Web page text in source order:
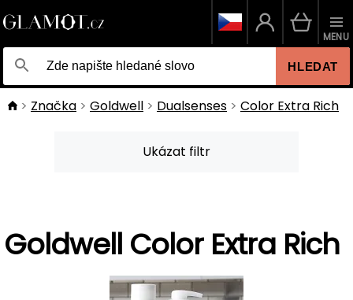
HLEDAT
MENU
Značka Goldwell Dualsenses Color Extra Rich
Ukázat filtr
Goldwell Color Extra Rich